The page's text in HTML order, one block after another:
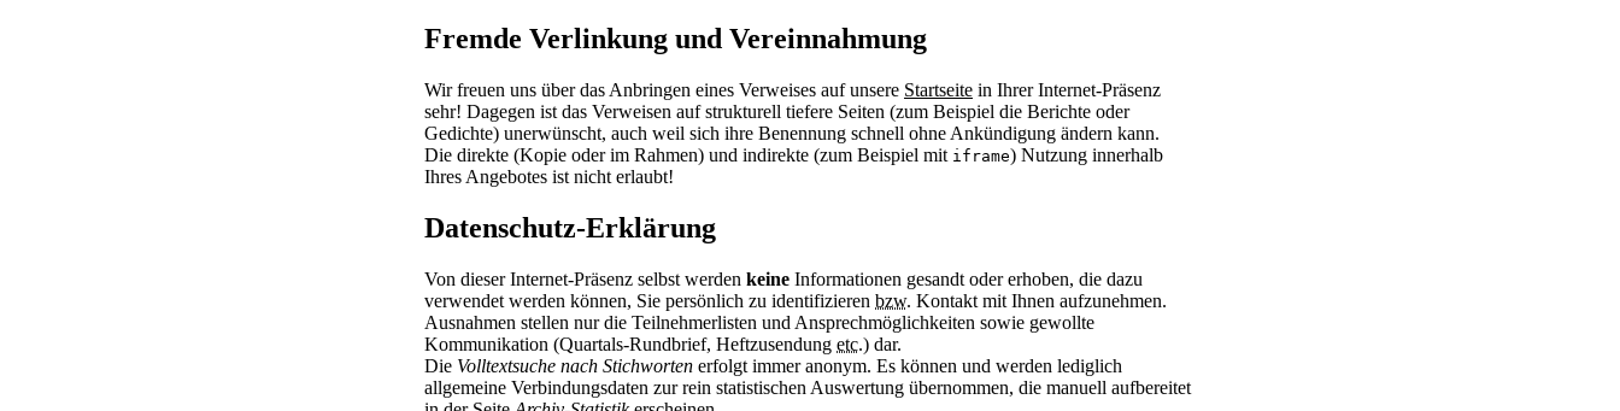
Fremde Verlinkung und Vereinnahmung
Wir freuen uns über das Anbringen eines Verweises auf unsere Startseite in Ihrer Internet-Präsenz
sehr! Dagegen ist das Verweisen auf strukturell tiefere Seiten (zum Beispiel die Berichte oder
Gedichte) unerwünscht, auch weil sich ihre Benennung schnell ohne Ankündigung ändern kann.
Die direkte (Kopie oder im Rahmen) und indirekte (zum Beispiel mit iframe) Nutzung innerhalb
Ihres Angebotes ist nicht erlaubt!
Datenschutz-Erklärung
Von dieser Internet-Präsenz selbst werden keine Informationen gesandt oder erhoben, die dazu
verwendet werden können, Sie persönlich zu identifizieren bzw. Kontakt mit Ihnen aufzunehmen.
Ausnahmen stellen nur die Teilnehmerlisten und Ansprechmöglichkeiten sowie gewollte
Kommunikation (Quartals-Rundbrief, Heftzusendung etc.) dar.
Die Volltextsuche nach Stichworten erfolgt immer anonym. Es können und werden lediglich
allgemeine Verbindungsdaten zur rein statistischen Auswertung übernommen, die manuell aufbereitet